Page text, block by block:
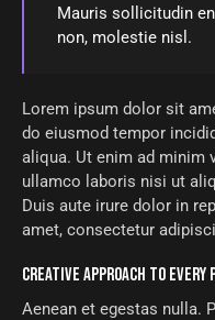
Mauris sollicitudin
non, molestie nisl.
Lorem ipsum dolor sit
do eiusmod tempor
aliqua. Ut enim ad minim
ullamco laboris nisi ut
Duis aute irure dolor in
amet, consectetur
CREATIVE APPROACH TO EVERY
Aenean et egestas nulla.